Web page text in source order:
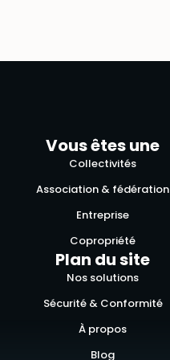
Vous êtes une
Collectivités
Association & fédération
Entreprise
Copropriété
Plan du site
Nos solutions
Sécurité & Conformité
À propos
Blog